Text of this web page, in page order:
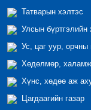
Татварын хэлтэс
Улсын бүртгэлийн
Ус, цаг уур,
Хөдөлмөр,
Хүнс, хөдөө аж
Цагдаагийн газар